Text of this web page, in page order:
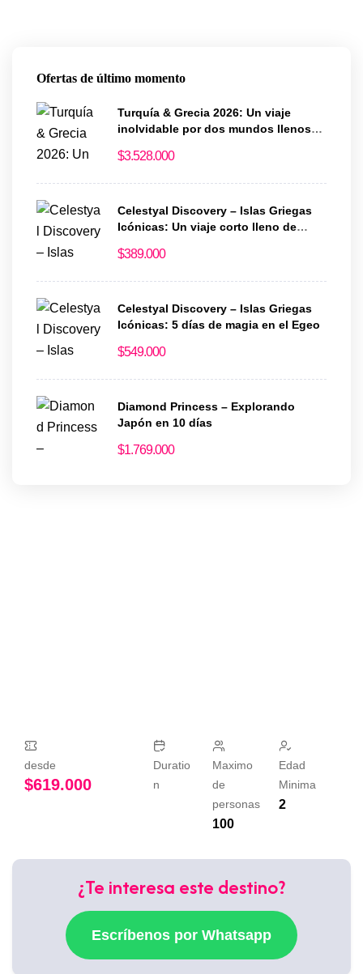
Ofertas de último momento
Turquía & Grecia 2026: Un viaje
inolvidable por dos mundos llenos
$3.528.000
Celestyal Discovery – Islas Griegas
Icónicas: Un viaje corto lleno de
$389.000
Celestyal Discovery – Islas Griegas
Icónicas: 5 días de magia en el Egeo
$549.000
Diamond Princess – Explorando
Japón en 10 días
$1.769.000
desde
$619.000
Duratio
n
Maximo
de
personas
100
Edad
Minima
2
¿Te interesa este destino?
Escríbenos por Whatsapp